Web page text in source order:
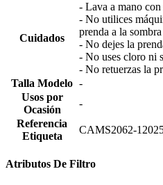
Cuidados
- Lava a mano con
- No utilices
prenda a la sombra
- No dejes la
- No uses cloro ni
- No retuerzas la
Talla Modelo -
Usos por
Ocasión
-
Referencia
Etiqueta
CAMS2062-
Atributos De Filtro